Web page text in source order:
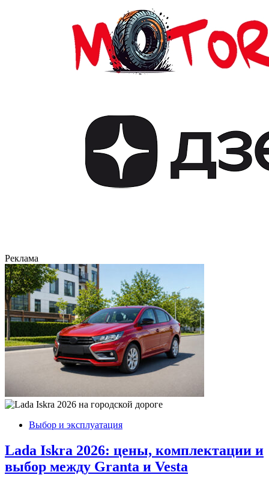
Реклама
Выбор и эксплуатация
Lada Iskra 2026: цены, комплектации и
выбор между Granta и Vesta